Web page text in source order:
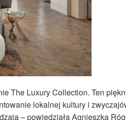
The Luxury Collection. Ten
lokalnej kultury i
– powiedziała Agnieszka